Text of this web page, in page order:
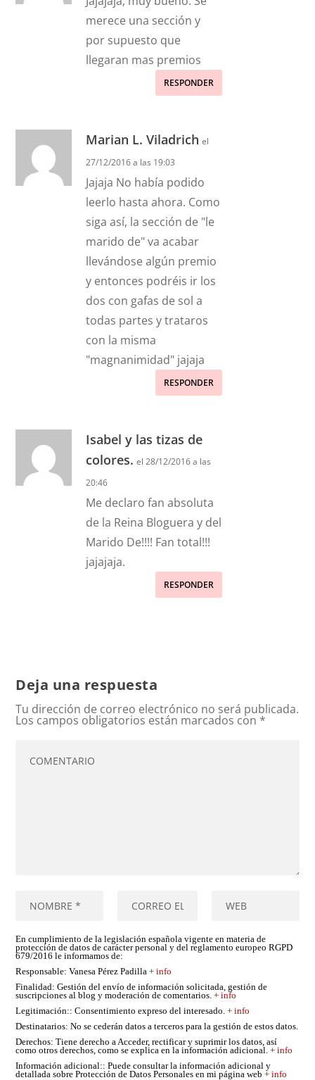
merece una sección y
por supuesto que
llegaran mas premios
RESPONDER
Marian L. Viladrich el
27/12/2016 a las 19:03
Jajaja No había podido
leerlo hasta ahora. Como
siga así, la sección de "le
marido de" va acabar
llevándose algún premio
y entonces podréis ir los
dos con gafas de sol a
todas partes y trataros
con la misma
"magnanimidad" jajaja
RESPONDER
Isabel y las tizas de
colores. el 28/12/2016 a las
20:46
Me declaro fan absoluta
de la Reina Bloguera y del
Marido De!!!! Fan total!!!
jajajaja.
RESPONDER
Deja una respuesta
Tu dirección de correo electrónico no será publicada.
Los campos obligatorios están marcados con *
En cumplimiento de la legislación española vigente en materia de
protección de datos de carácter personal y del reglamento europeo RGPD
679/2016 le informamos de:
Responsable: Vanesa Pérez Padilla+ info
Finalidad: Gestión del envío de información solicitada, gestión de
suscripciones al blog y moderación de comentarios.+ info
Legitimación:: Consentimiento expreso del interesado.+ info
Destinatarios: No se cederán datos a terceros para la gestión de estos datos.
Derechos: Tiene derecho a Acceder, rectificar y suprimir los datos, así
como otros derechos, como se explica en la información adicional.+ info
Información adicional:: Puede consultar la información adicional y
detallada sobre Protección de Datos Personales en mi página web+ info